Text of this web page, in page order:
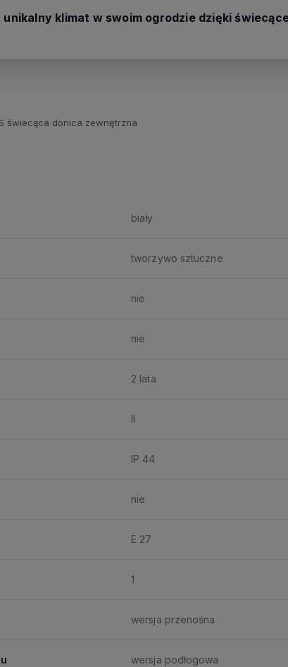
klimat w swoim ogrodzie dzięki
świecąca donica zewnętrzna
biały
tworzywo sztuczne
nie
nie
2 lata
IP 44
nie
E 27
1
wersja przenośna
wersja podłogowa